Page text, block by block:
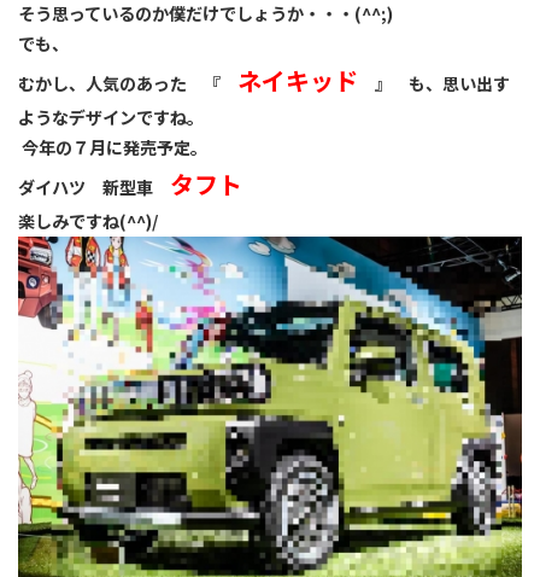
そう思っているのか僕だけでしょうか・・・(^^;)
でも、
むかし、人気のあった 『 ネイキッド 』 も、思い出す
ようなデザインですね。
今年の７月に発売予定。
ダイハツ 新型車 タフト
楽しみですね(^^)/